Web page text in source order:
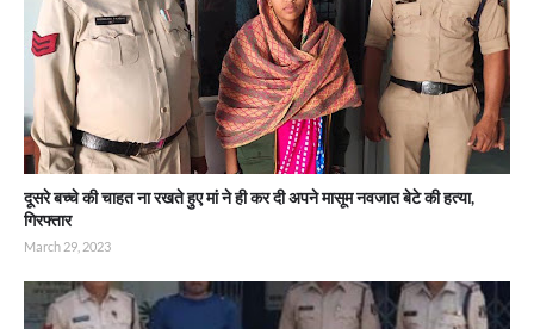
दूसरे बच्चे की चाहत ना रखते हुए मां ने ही कर दी अपने मासूम नवजात बेटे की हत्या,
गिरफ्तार
March 29, 2023